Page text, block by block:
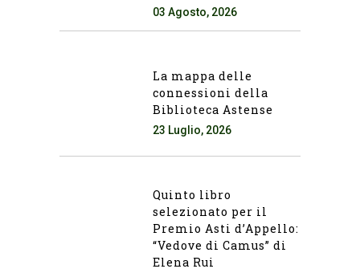
03 Agosto, 2026
La mappa delle
connessioni della
Biblioteca Astense
23 Luglio, 2026
Quinto libro
selezionato per il
Premio Asti d’Appello:
“Vedove di Camus” di
Elena Rui